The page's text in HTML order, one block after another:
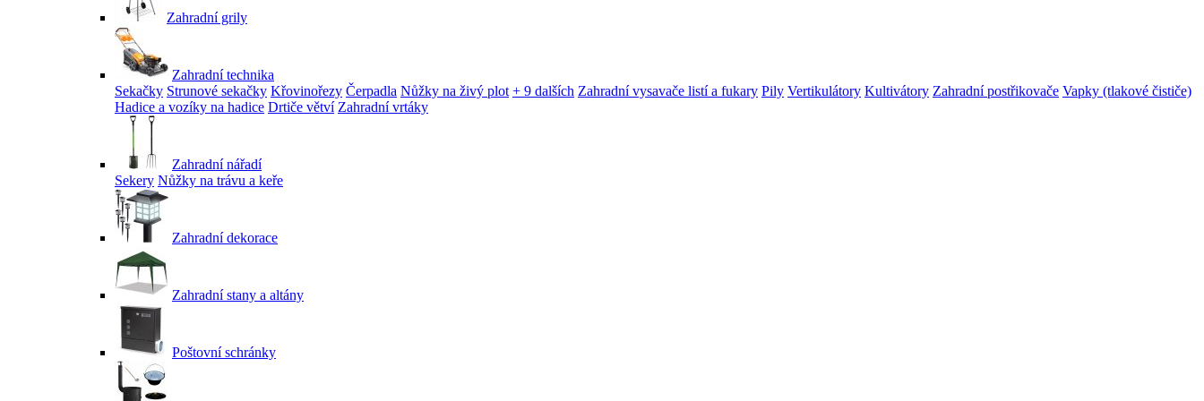
Zahradní grily
Zahradní technika
Sekačky Strunové sekačky Křovinořezy Čerpadla Nůžky na živý plot + 9 dalších Zahradní vysavače listí a fukary Pily Vertikulátory Kultivátory Zahradní postřikovače Vapky (tlakové čističe)
Hadice a vozíky na hadice Drtiče větví Zahradní vrtáky
Zahradní nářadí
Sekery Nůžky na trávu a keře
Zahradní dekorace
Zahradní stany a altány
Poštovní schránky